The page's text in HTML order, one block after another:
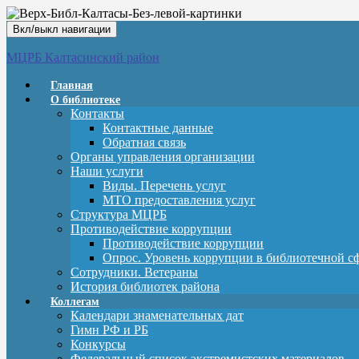
Вкл/выкл навигации
МЦРБ Калтасинский район
Главная
О библиотеке
Контакты
Контактные данные
Обратная связь
Органы управления организации
Наши услуги
Виды. Перечень услуг
МТО предоставления услуг
Структура МЦРБ
Противодействие коррупции
Противодействие коррупции
Опрос. Уровень коррупции в библиотечной
Сотрудники. Ветераны
История библиотек района
Коллегам
Календари знаменательных дат
Гимн РФ и РБ
Конкурсы